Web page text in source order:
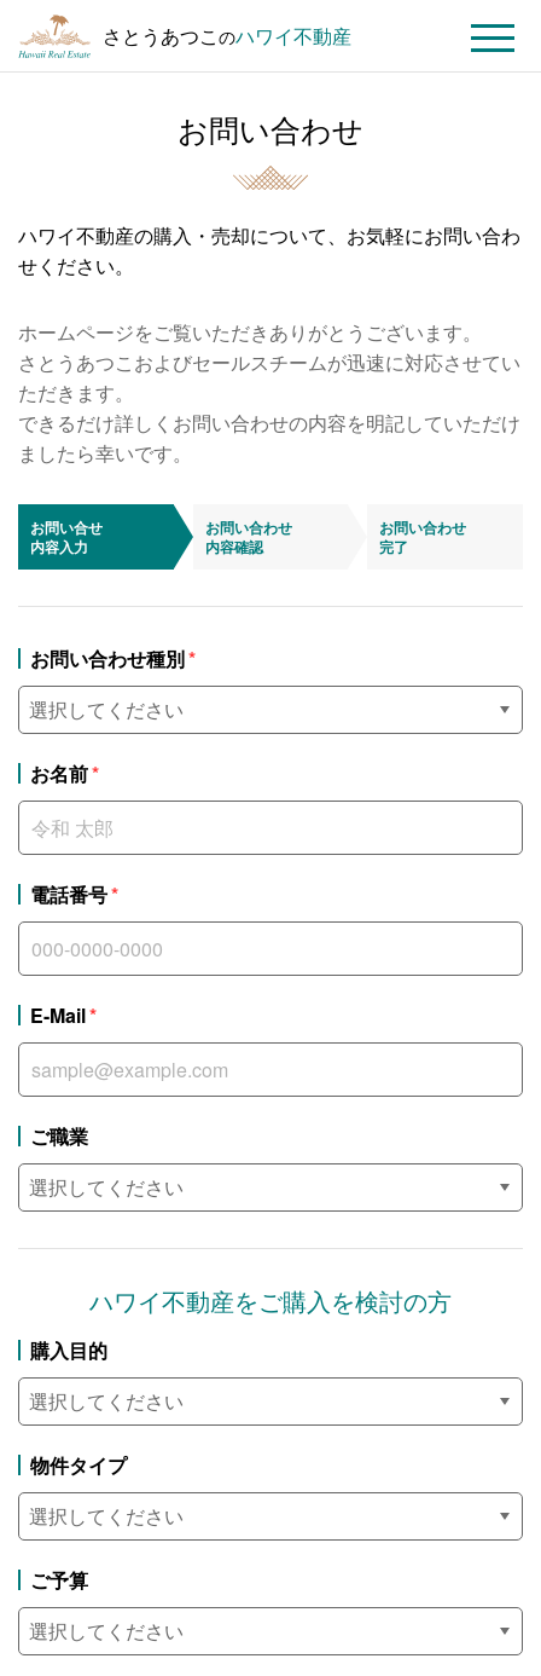
さとうあつこのハワイ不動産 MENU
ー
ジ
わ
せ
お問い合わせ
ハワイ不動産の購入・売却について、お気軽にお問い合わ
せください。
ホームページをご覧いただきありがとうございます。
さとうあつこおよびセールスチームが迅速に対応させてい
ただきます。
できるだけ詳しくお問い合わせの内容を明記していただけ
ましたら幸いです。
お問い合せ
内容入力
お問い合わせ
内容確認
お問い合わせ
完了
お問い合わせ種別
お名前
電話番号
E-Mail
ご職業
ハワイ不動産をご購入を検討の方
購入目的
物件タイプ
ご予算